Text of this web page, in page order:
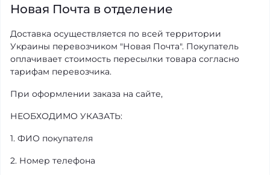
Новая Почта в отделение
Доставка осуществляется по всей территории
Украины перевозчиком "Новая Почта". Покупатель
оплачивает стоимость пересылки товара согласно
тарифам перевозчика.
При оформлении заказа на сайте,
НЕОБХОДИМО УКАЗАТЬ:
1. ФИО покупателя
2. Номер телефона